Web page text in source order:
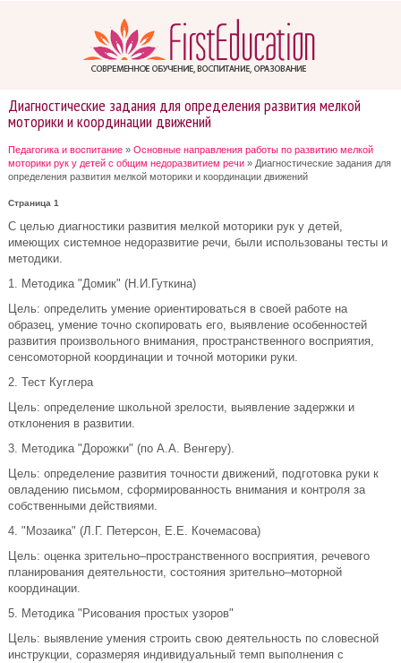
Диагностические задания для определения развития мелкой
моторики и координации движений
Педагогика и воспитание » Основные направления работы по развитию мелкой
моторики рук у детей с общим недоразвитием речи » Диагностические задания для
определения развития мелкой моторики и координации движений
Страница 1
С целью диагностики развития мелкой моторики рук у детей,
имеющих системное недоразвитие речи, были использованы тесты и
методики.
1. Методика "Домик" (Н.И.Гуткина)
Цель: определить умение ориентироваться в своей работе на
образец, умение точно скопировать его, выявление особенностей
развития произвольного внимания, пространственного восприятия,
сенсомоторной координации и точной моторики руки.
2. Тест Куглера
Цель: определение школьной зрелости, выявление задержки и
отклонения в развитии.
3. Методика "Дорожки" (по А.А. Венгеру).
Цель: определение развития точности движений, подготовка руки к
овладению письмом, сформированность внимания и контроля за
собственными действиями.
4. "Мозаика" (Л.Г. Петерсон, Е.Е. Кочемасова)
Цель: оценка зрительно–пространственного восприятия, речевого
планирования деятельности, состояния зрительно–моторной
координации.
5. Методика "Рисования простых узоров"
Цель: выявление умения строить свою деятельность по словесной
инструкции, соразмеряя индивидуальный темп выполнения с